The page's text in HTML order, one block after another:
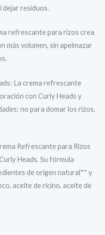
dejar residuos.
refrescante para rizos crea
más volumen, sin apelmazar
La crema refrescante
con Curly Heads y
no para domar los rizos,
Refrescante para Rizos
Heads. Su fórmula
de origen natural** y
aceite de ricino, aceite de